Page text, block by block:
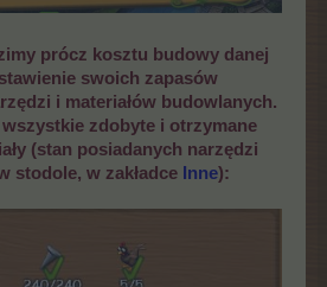
prócz kosztu budowy danej
swoich zapasów
i materiałów budowlanych.
zdobyte i otrzymane
(stan posiadanych narzędzi
stodole, w zakładce Inne):